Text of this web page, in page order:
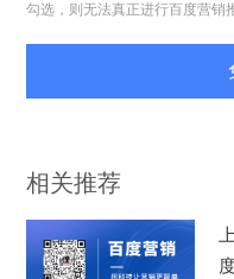
勾选，则无法真正进行百度营销
相关推荐